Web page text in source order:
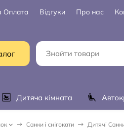
Оплата Відгуки Про нас
Дитяча кімната
Санки і снігокати Дитячі